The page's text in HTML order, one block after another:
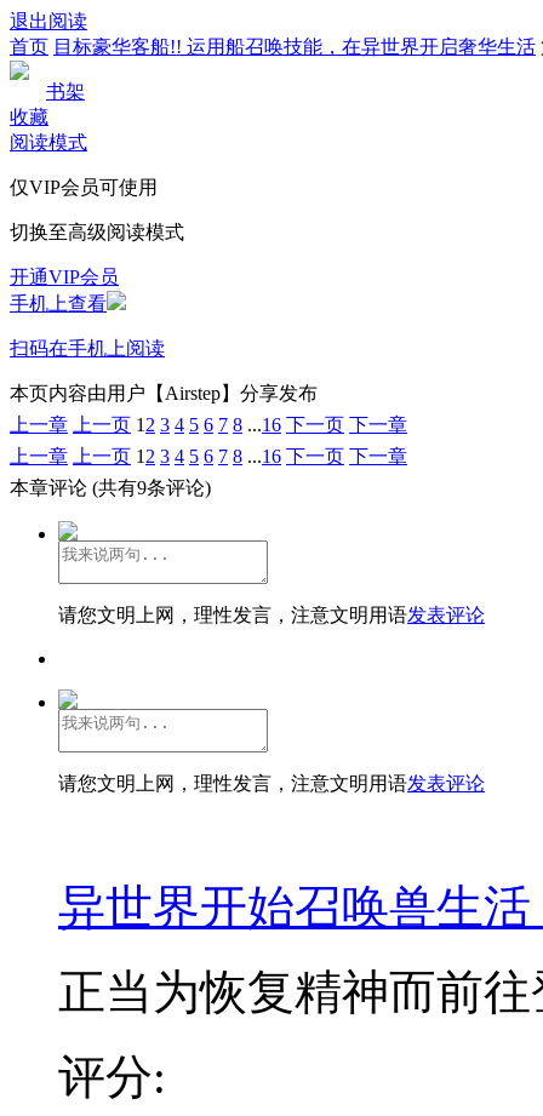
退出阅读
首页 目标豪华客船!! 运用船召唤技能，在异世界开启奢华生活
书架
收藏
阅读模式
仅VIP会员可使用
切换至高级阅读模式
开通VIP会员
手机上查看
扫码在手机上阅读
本页内容由用户【Airstep】分享发布
上一章
上一页 1 2 3 4 5 6 7 8 ...16 下一页 下一章
上一章
上一页 1 2 3 4 5 6 7 8 ...16 下一页 下一章
本章评论 (共有9条评论)
请您文明上网，理性发言，注意文明用语发表评论
请您文明上网，理性发言，注意文明用语发表评论
异世界开始召唤兽生活
正当为恢复精神而前
评分: